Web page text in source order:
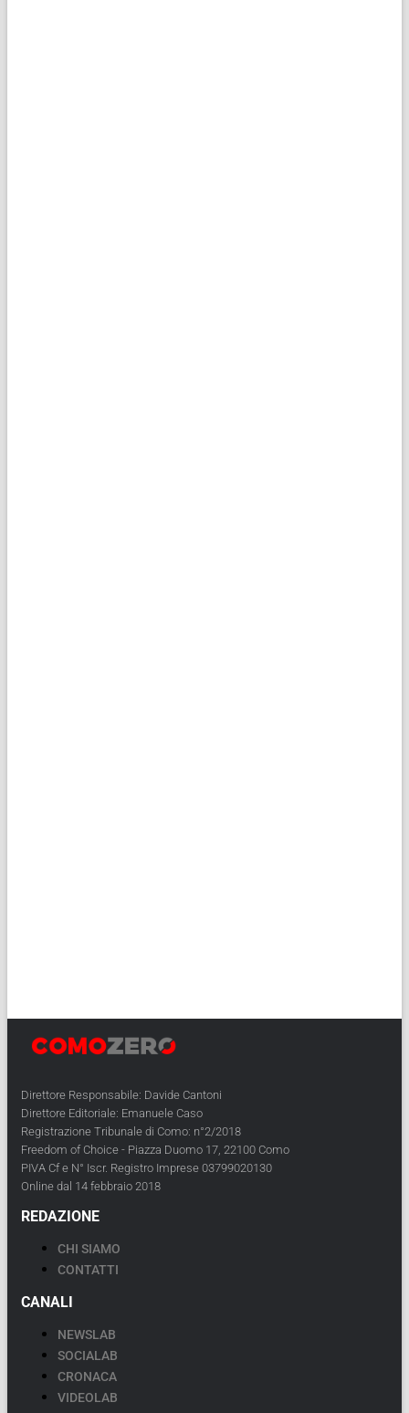
Direttore Responsabile: Davide Cantoni
Direttore Editoriale: Emanuele Caso
Registrazione Tribunale di Como: n°2/2018
Freedom of Choice - Piazza Duomo 17, 22100 Como
PIVA Cf e N° Iscr. Registro Imprese 03799020130
Online dal 14 febbraio 2018
REDAZIONE
CHI SIAMO
CONTATTI
CANALI
NEWSLAB
SOCIALAB
CRONACA
VIDEOLAB